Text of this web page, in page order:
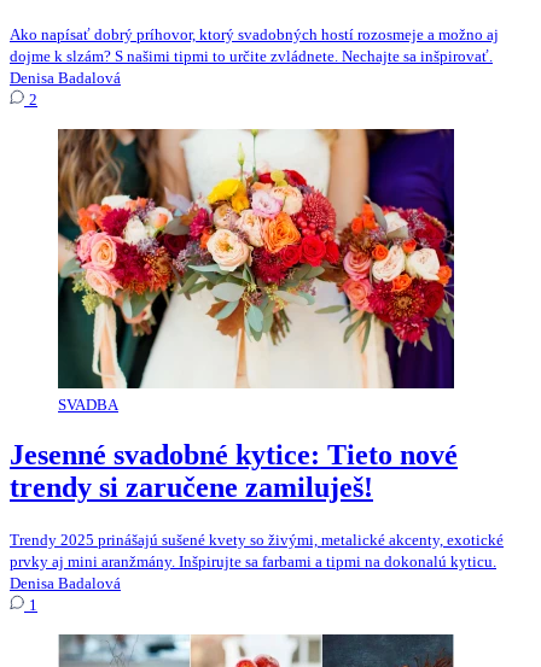
Ako napísať dobrý príhovor, ktorý svadobných hostí rozosmeje a možno aj
dojme k slzám? S našimi tipmi to určite zvládnete. Nechajte sa inšpirovať.
Denisa Badalová
2
SVADBA
Jesenné svadobné kytice: Tieto nové
trendy si zaručene zamiluješ!
Trendy 2025 prinášajú sušené kvety so živými, metalické akcenty, exotické
prvky aj mini aranžmány. Inšpirujte sa farbami a tipmi na dokonalú kyticu.
Denisa Badalová
1